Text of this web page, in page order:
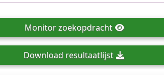
Monitorzoekopdracht
Download resultaatlijst